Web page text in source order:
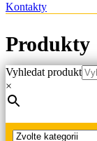
Kontakty
Produkty
Hlavní strana
Vyhledat produkt
×